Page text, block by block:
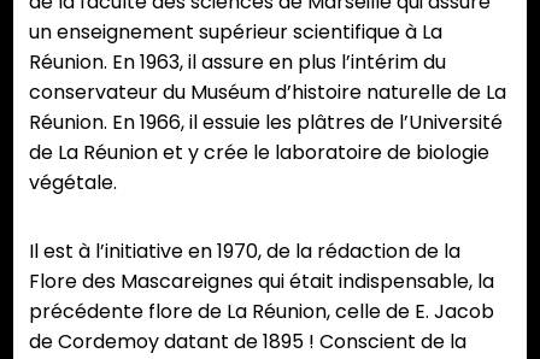
un enseignement supérieur scientifique à La
Réunion. En 1963, il assure en plus l’intérim du
conservateur du Muséum d’histoire naturelle de La
Réunion. En 1966, il essuie les plâtres de l’Université
de La Réunion et y crée le laboratoire de biologie
végétale.
Il est à l’initiative en 1970, de la rédaction de la
Flore des Mascareignes qui était indispensable, la
précédente flore de La Réunion, celle de E. Jacob
de Cordemoy datant de 1895 ! Conscient de la